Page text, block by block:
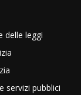
delle leggi
servizi pubblici